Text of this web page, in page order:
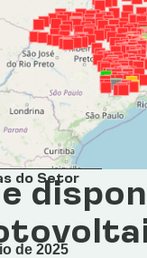
do Setor
de 2025